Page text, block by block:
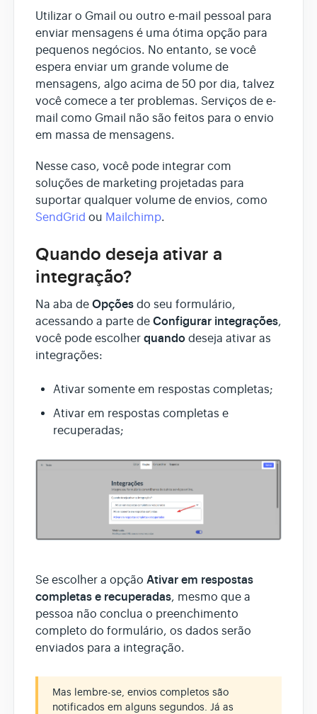
Utilizar o Gmail ou outro e-mail pessoal para
enviar mensagens é uma ótima opção para
pequenos negócios. No entanto, se você
espera enviar um grande volume de
mensagens, algo acima de 50 por dia, talvez
você comece a ter problemas. Serviços de e-
mail como Gmail não são feitos para o envio
em massa de mensagens.
Nesse caso, você pode integrar com
soluções de marketing projetadas para
suportar qualquer volume de envios, como
SendGrid ou Mailchimp.
Quando deseja ativar a
integração?
Na aba de Opções do seu formulário,
acessando a parte de Configurar integrações,
você pode escolher quando deseja ativar as
integrações:
Ativar somente em respostas completas;
Ativar em respostas completas e
recuperadas;
Se escolher a opção Ativar em respostas
completas e recuperadas, mesmo que a
pessoa não conclua o preenchimento
completo do formulário, os dados serão
enviados para a integração.
Mas lembre-se, envios completos são
notificados em alguns segundos. Já as